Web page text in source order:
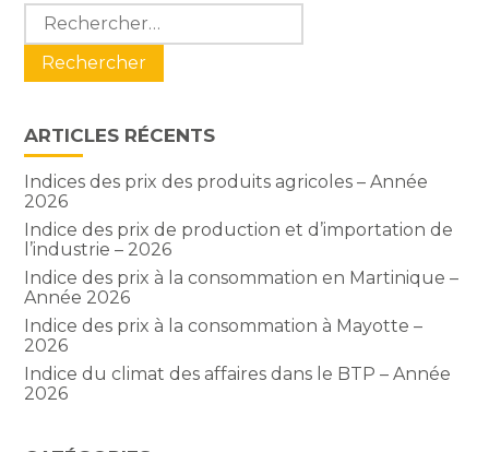
Blog
sidebar
Rechercher :
ARTICLES RÉCENTS
Indices des prix des produits agricoles – Année
2026
Indice des prix de production et d’importation de
l’industrie – 2026
Indice des prix à la consommation en Martinique –
Année 2026
Indice des prix à la consommation à Mayotte –
2026
Indice du climat des affaires dans le BTP – Année
2026